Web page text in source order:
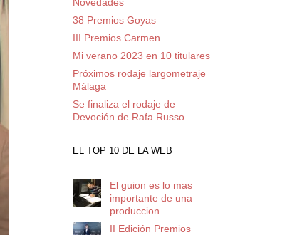
38 Premios Goyas
III Premios Carmen
Mi verano 2023 en 10 titulares
Próximos rodaje largometraje
Málaga
Se finaliza el rodaje de
Devoción de Rafa Russo
EL TOP 10 DE LA WEB
El guion es lo mas
importante de una
produccion
II Edición Premios